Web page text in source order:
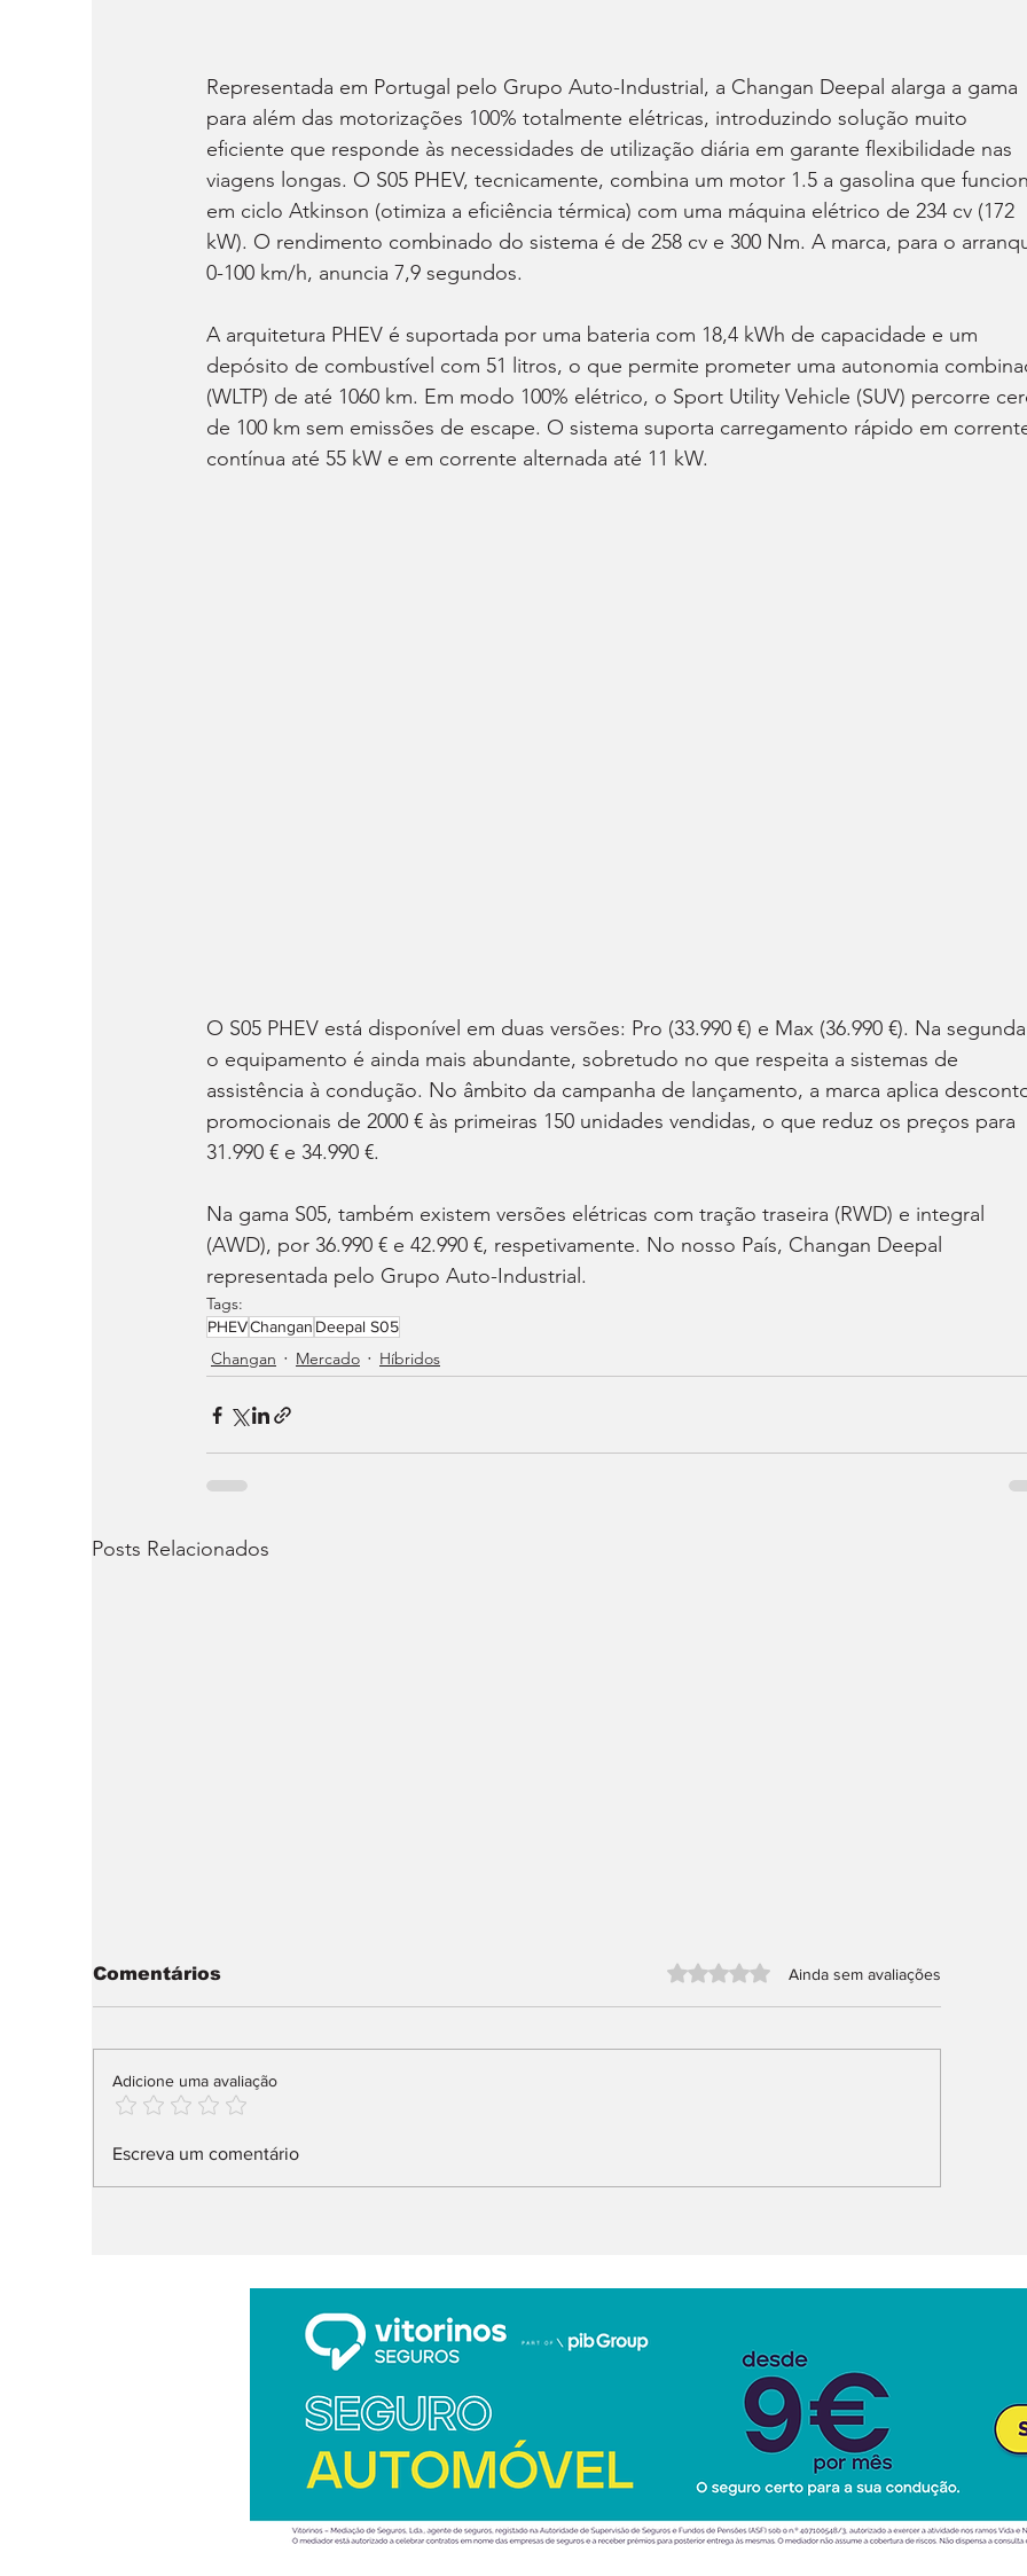
Representada em Portugal pelo Grupo Auto-Industrial, a Changan Deepal alarga a gama
para além das motorizações 100% totalmente elétricas, introduzindo solução muito
eficiente que responde às necessidades de utilização diária em garante flexibilidade nas
viagens longas. O S05 PHEV, tecnicamente, combina um motor 1.5 a gasolina que
em ciclo Atkinson (otimiza a eficiência térmica) com uma máquina elétrico de 234 cv (172
kW). O rendimento combinado do sistema é de 258 cv e 300 Nm. A marca, para o
0-100 km/h, anuncia 7,9 segundos.
A arquitetura PHEV é suportada por uma bateria com 18,4 kWh de capacidade e um
depósito de combustível com 51 litros, o que permite prometer uma autonomia
(WLTP) de até 1060 km. Em modo 100% elétrico, o Sport Utility Vehicle (SUV) percorre
de 100 km sem emissões de escape. O sistema suporta carregamento rápido em
contínua até 55 kW e em corrente alternada até 11 kW.
O S05 PHEV está disponível em duas versões: Pro (33.990 €) e Max (36.990 €). Na
o equipamento é ainda mais abundante, sobretudo no que respeita a sistemas de
assistência à condução. No âmbito da campanha de lançamento, a marca aplica
promocionais de 2000 € às primeiras 150 unidades vendidas, o que reduz os preços para
31.990 € e 34.990 €.
Na gama S05, também existem versões elétricas com tração traseira (RWD) e integral
(AWD), por 36.990 € e 42.990 €, respetivamente. No nosso País, Changan Deepal
representada pelo Grupo Auto-Industrial.
Tags:
PHEVChangan Deepal S05
Changan Mercado Híbridos
Posts Relacionados
Na Fortune Global 500,
vez de Albaisa
Comentários Avaliado com 0 de 5 estrelas.
Ainda sem avaliações
Adicione uma avaliação
Escreva um comentário